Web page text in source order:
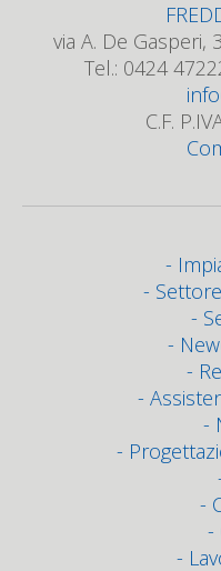
via A. De Gasperi,
Tel.: 0424
C.F.